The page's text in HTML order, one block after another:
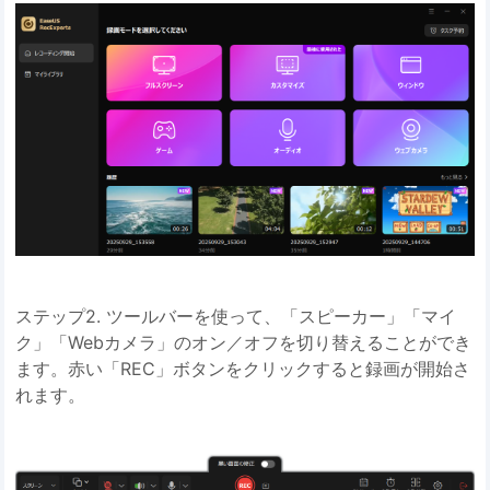
ステップ2. ツールバーを使って、「スピーカー」「マイ
ク」「Webカメラ」のオン／オフを切り替えることができ
ます。赤い「REC」ボタンをクリックすると録画が開始さ
れます。